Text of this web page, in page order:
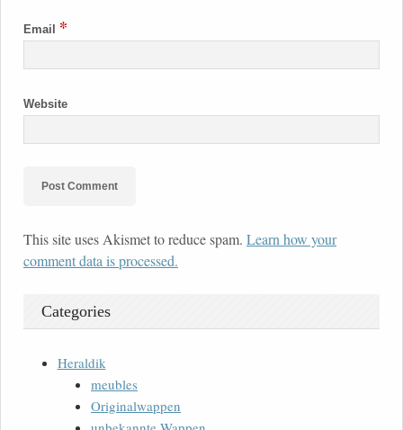
Email *
Website
This site uses Akismet to reduce spam. Learn how your
comment data is processed.
Categories
Heraldik
meubles
Originalwappen